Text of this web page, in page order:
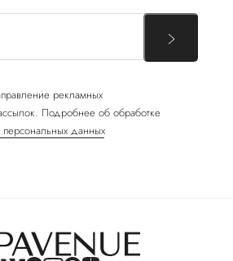
рекламных
Подробнее об обработке
персональных данных